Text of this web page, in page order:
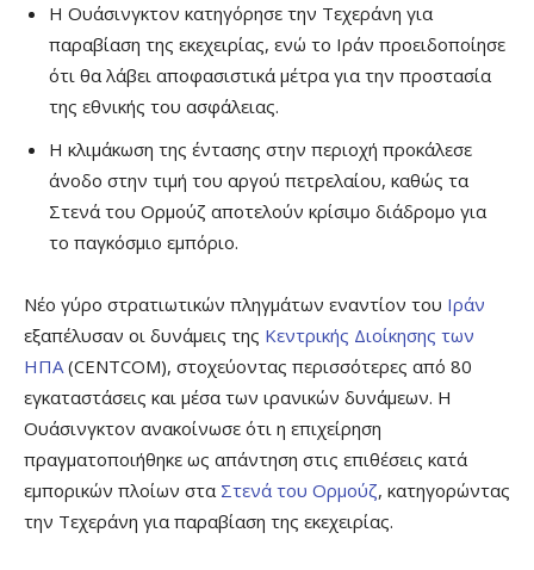
Η Ουάσινγκτον κατηγόρησε την Τεχεράνη για
παραβίαση της εκεχειρίας, ενώ το Ιράν προειδοποίησε
ότι θα λάβει αποφασιστικά μέτρα για την προστασία
της εθνικής του ασφάλειας.
Η κλιμάκωση της έντασης στην περιοχή προκάλεσε
άνοδο στην τιμή του αργού πετρελαίου, καθώς τα
Στενά του Ορμούζ αποτελούν κρίσιμο διάδρομο για
το παγκόσμιο εμπόριο.
Νέο γύρο στρατιωτικών πληγμάτων εναντίον του Ιράν
εξαπέλυσαν οι δυνάμεις της Κεντρικής Διοίκησης των
ΗΠΑ(CENTCOM), στοχεύοντας περισσότερες από 80
εγκαταστάσεις και μέσα των ιρανικών δυνάμεων. Η
Ουάσινγκτον ανακοίνωσε ότι η επιχείρηση
πραγματοποιήθηκε ως απάντηση στις επιθέσεις κατά
εμπορικών πλοίων στα Στενά του Ορμούζ, κατηγορώντας
την Τεχεράνη για παραβίαση της εκεχειρίας.